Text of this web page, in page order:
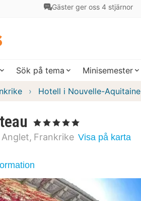
Gäster ger oss 4 stjärnor
Sök på tema Minisemester
Hotell i Nouvelle-Aquitaine
, 5 Stjärnor
Anglet Frankrike Visa på karta